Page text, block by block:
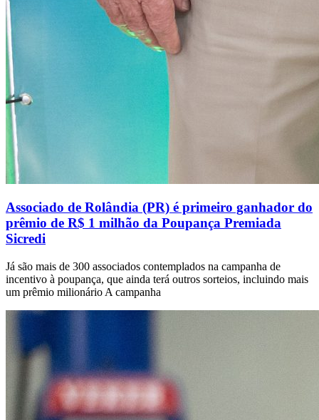
Associado de Rolândia (PR) é primeiro ganhador do
prêmio de R$ 1 milhão da Poupança Premiada
Sicredi
Já são mais de 300 associados contemplados na campanha de
incentivo à poupança, que ainda terá outros sorteios, incluindo mais
um prêmio milionário A campanha